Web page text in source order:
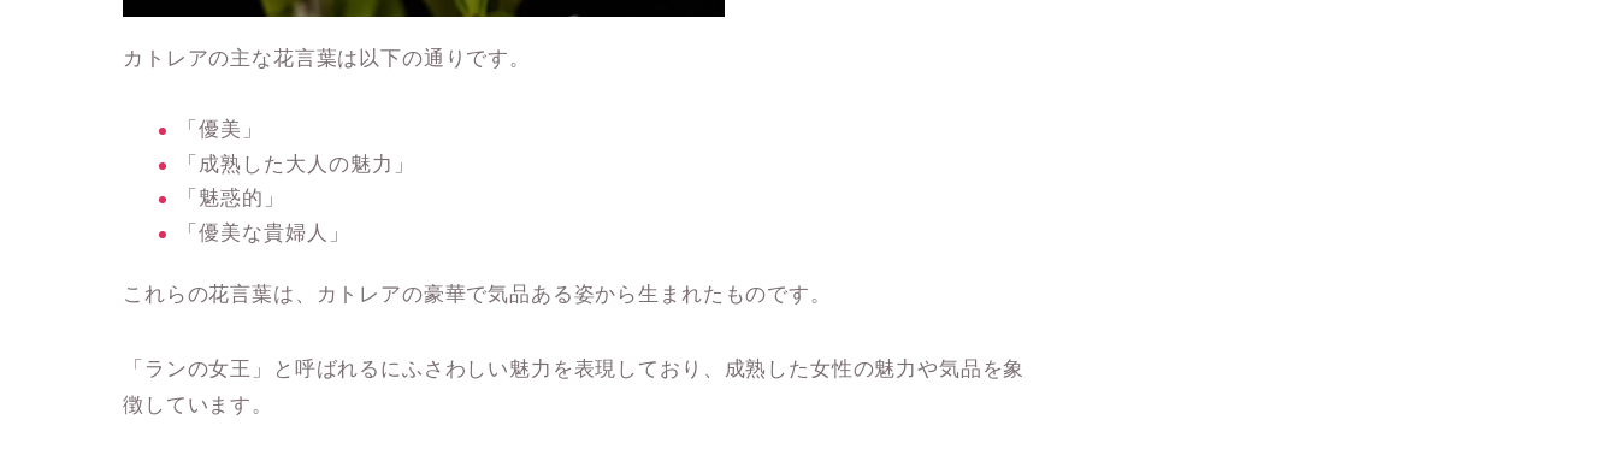
カトレアの主な花言葉は以下の通りです。
「優美」
「成熟した大人の魅力」
「魅惑的」
「優美な貴婦人」
これらの花言葉は、カトレアの豪華で気品ある姿から生まれたものです。
「 ランの女王 」と呼ばれるにふさわしい魅力を表現しており、成熟した女性の魅力や気品を象
徴しています。